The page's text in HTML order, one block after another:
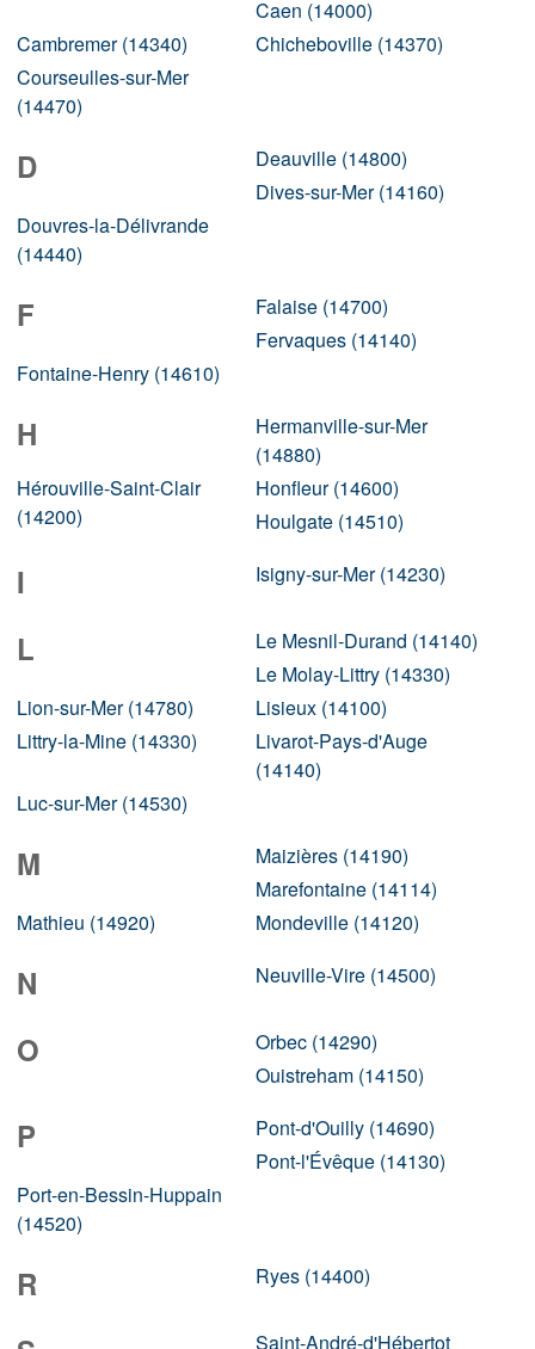
Caen (14000)
Cambremer (14340)
Chicheboville (14370)
Courseulles-sur-Mer
(14470)
D
Deauville (14800)
Dives-sur-Mer (14160)
Douvres-la-Délivrande
(14440)
F
Falaise (14700)
Fervaques (14140)
Fontaine-Henry (14610)
H
Hermanville-sur-Mer
(14880)
Hérouville-Saint-Clair
(14200)
Honfleur (14600)
Houlgate (14510)
I Isigny-sur-Mer (14230)
L
Le Mesnil-Durand (14140)
Le Molay-Littry (14330)
Lion-sur-Mer (14780)
Lisieux (14100)
Littry-la-Mine (14330)
Livarot-Pays-d'Auge
(14140)
Luc-sur-Mer (14530)
M
Maizières (14190)
Marefontaine (14114)
Mathieu (14920)
Mondeville (14120)
N Neuville-Vire (14500)
O
Orbec (14290)
Ouistreham (14150)
P
Pont-d'Ouilly (14690)
Pont-l'Évêque (14130)
Port-en-Bessin-Huppain
(14520)
R Ryes (14400)
Saint-André-d'Hébertot